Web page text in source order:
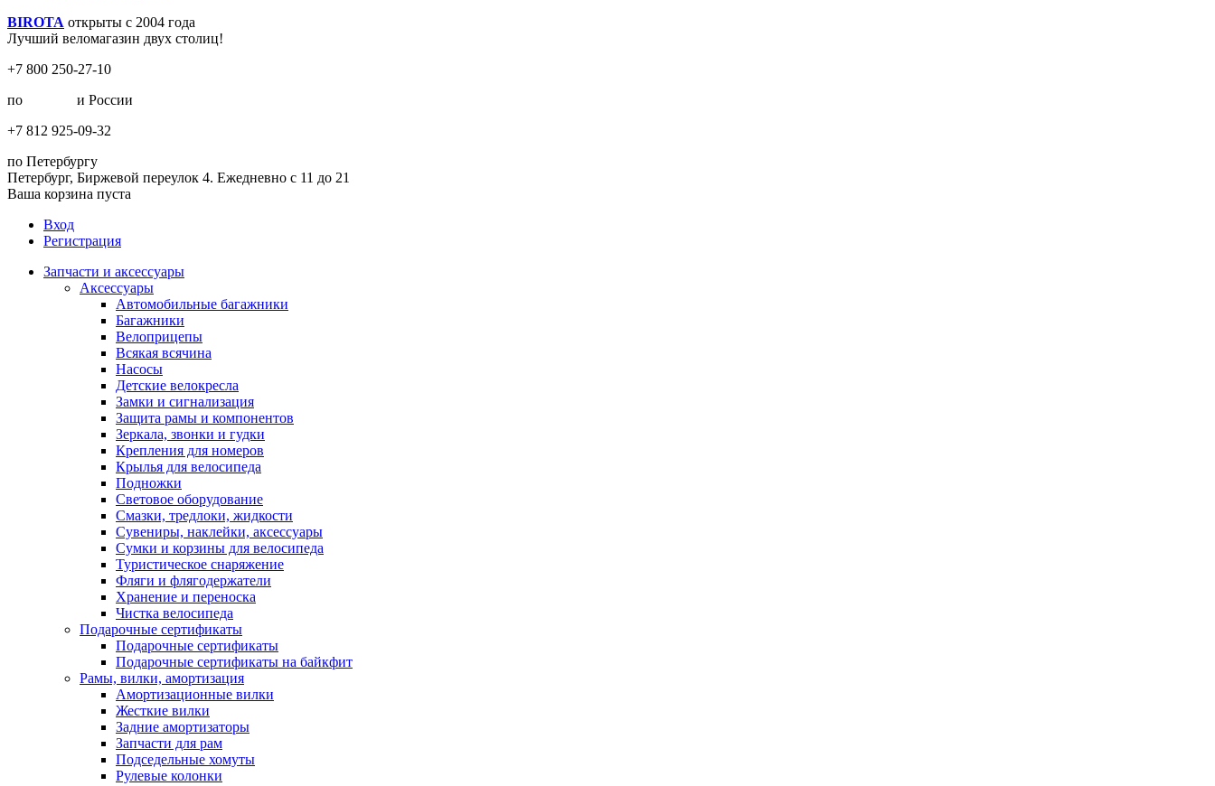
BIROTA открыты с 2004 года
Лучший веломагазин двух столиц!
+7 800 250-27-10
по
и России
+7 812 925-09-32
по Петербургу
Петербург, Биржевой переулок 4. Ежедневно с 11 до 21
Ваша корзина пуста
Вход
Регистрация
Запчасти и аксессуары
Аксессуары
Автомобильные багажники
Багажники
Велоприцепы
Всякая всячина
Насосы
Детские велокресла
Замки и сигнализация
Защита рамы и компонентов
Зеркала, звонки и гудки
Крепления для номеров
Крылья для велосипеда
Подножки
Световое оборудование
Смазки, тредлоки, жидкости
Сувениры, наклейки, аксессуары
Сумки и корзины для велосипеда
Туристическое снаряжение
Фляги и флягодержатели
Хранение и переноска
Чистка велосипеда
Подарочные сертификаты
Подарочные сертификаты
Подарочные сертификаты на байкфит
Рамы, вилки, амортизация
Амортизационные вилки
Жесткие вилки
Задние амортизаторы
Запчасти для рам
Подседельные хомуты
Рулевые колонки